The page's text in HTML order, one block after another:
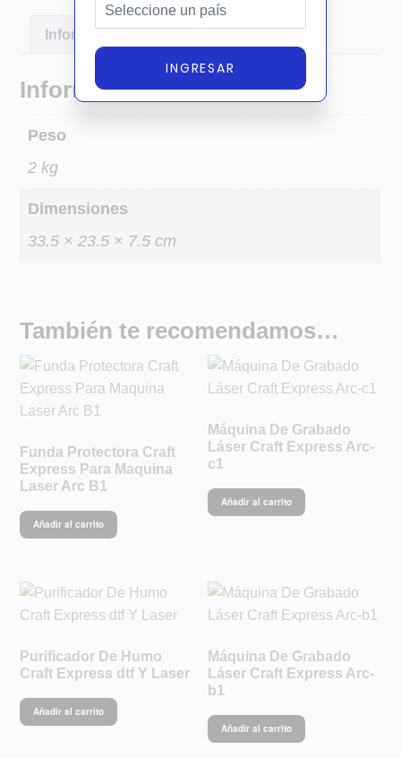
INGRESAR
Información adicional
Información adicional
Peso
2 kg
Dimensiones
33.5 × 23.5 × 7.5 cm
También te recomendamos…
Funda Protectora Craft
Express Para Maquina
Laser Arc B1
Añadir al carrito
Máquina De Grabado
Láser Craft Express Arc-
c1
Añadir al carrito
Purificador De Humo
Craft Express dtf Y Laser
Añadir al carrito
Máquina De Grabado
Láser Craft Express Arc-
b1
Añadir al carrito